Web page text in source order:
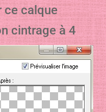
ce calque
cintrage à 4